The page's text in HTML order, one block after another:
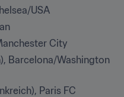
USA
City
Barcelona/Washington
Paris FC